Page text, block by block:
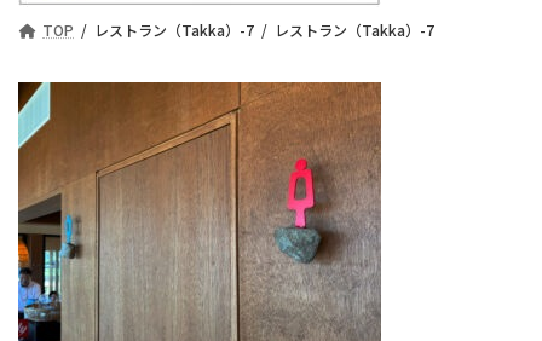
TOP レストラン（Takka）-7 レストラン（Takka）-7